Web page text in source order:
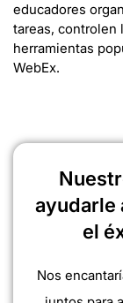
educadores
tareas, controlen
herramientas
WebEx.
ayudarle
el
Nos